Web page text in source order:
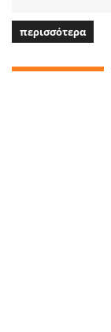
περισσότερα